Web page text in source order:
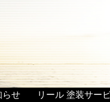
らせ リール 塗装サー